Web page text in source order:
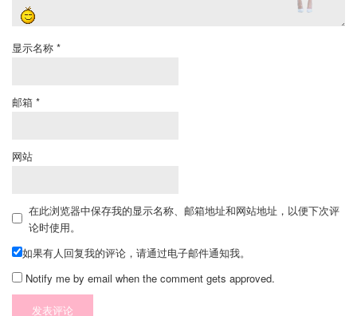
显示名称 *
邮箱 *
网站
在此浏览器中保存我的显示名称、邮箱地址和网站地址，以便下次评
论时使用。
如果有人回复我的评论，请通过电子邮件通知我。
Notify me by email when the comment gets approved.